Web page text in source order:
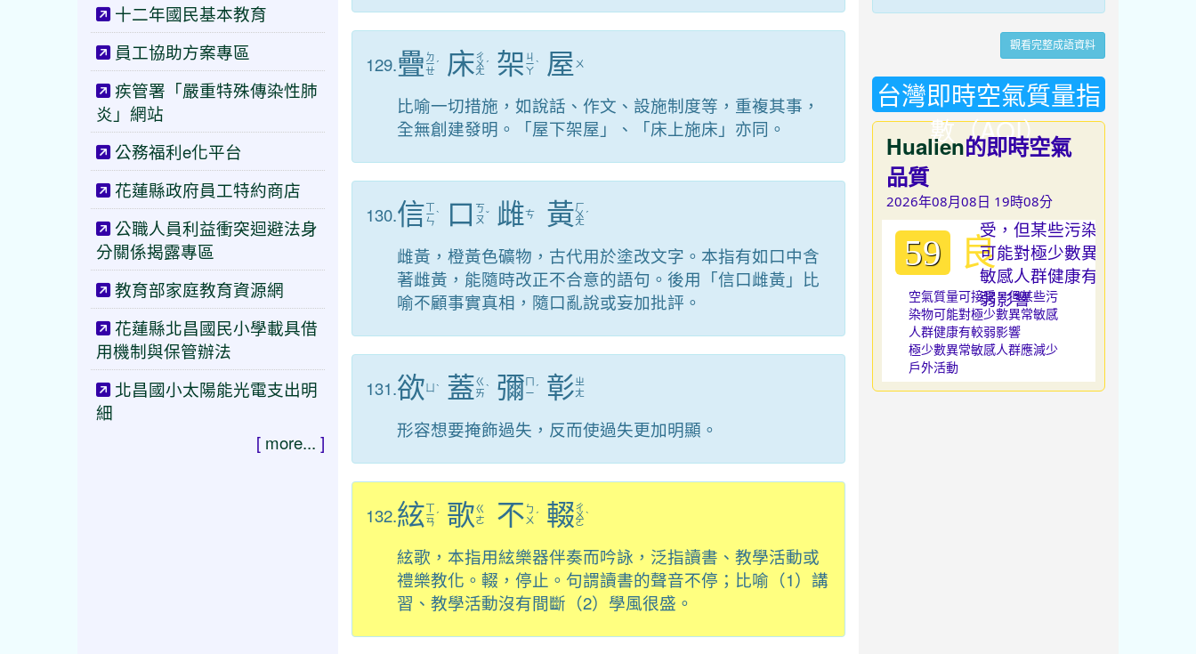
129.疊 ㄉ
ㄧ
ㄝ
ˊ 床ㄔ
ㄨ
ㄤ
ˊ 架 ㄐ
ㄧ
ㄚ
ˋ 屋 ㄨ
比喻一切措施，如說話、作文、設施制度等，重複其事，
全無創建發明。「屋下架屋」、「床上施床」亦同。
130.信ㄒ
ㄧ
ㄣ
ˋ 口 ㄎ
ㄡˇ 雌ㄘ 黃ㄏ
ㄨ
ㄤ
ˊ
雌黃，橙黃色礦物，古代用於塗改文字。本指有如口中含
著雌黃，能隨時改正不合意的語句。後用「信口雌黃」比
喻不顧事實真相，隨口亂說或妄加批評。
131.欲 ˋ 蓋ㄍ
ㄞˋ 彌 ㄇ
ㄧ ˊ 彰ㄓ
ㄤ
形容想要掩飾過失，反而使過失更加明顯。
132.絃ㄒ
ㄧ
ㄢ
ˊ 歌ㄍ
ㄜ
不 ㄅ
ㄨ ˊ 輟ㄔ
ㄨ
ㄛ
ˋ
絃歌，本指用絃樂器伴奏而吟詠，泛指讀書、教學活動或
禮樂教化。輟，停止。句謂讀書的聲音不停；比喻（1）講
習、教學活動沒有間斷（2）學風很盛。
十二年國民基本教育
員工協助方案專區
疾管署「嚴重特殊傳染性肺
炎」網站
公務福利e化平台
花蓮縣政府員工特約商店
公職人員利益衝突迴避法身
分關係揭露專區
教育部家庭教育資源網
花蓮縣北昌國民小學載具借
用機制與保管辦法
北昌國小太陽能光電支出明
細
[ more... ]
觀看完整成語資料
台灣即時空氣質量指
數（AQI）
Hualien的即時空氣
品質
2026年08月08日 19時08分
59 良
空氣質量可接受，但某些污
染物可能對極少數異常敏感
人群健康有較弱影響
極少數異常敏感人群應減少
戶外活動